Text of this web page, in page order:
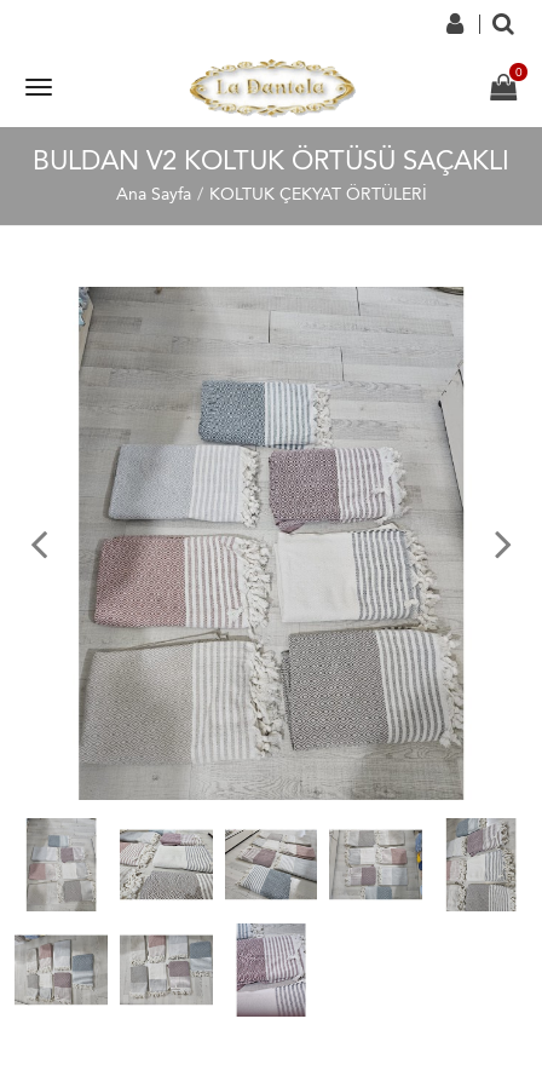
BULDAN V2 KOLTUK ÖRTÜSÜ SAÇAKLI
Ana Sayfa KOLTUK ÇEKYAT ÖRTÜLERİ